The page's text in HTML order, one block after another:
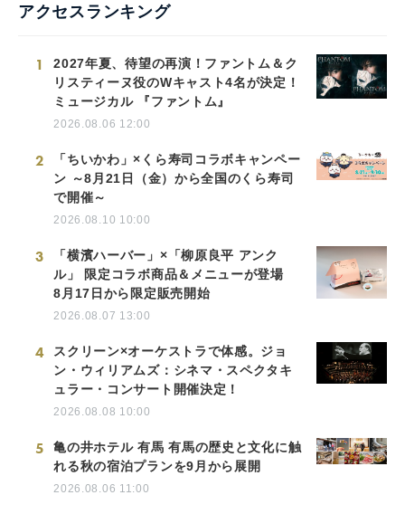
アクセスランキング
1
2027年夏、待望の再演！ファントム＆ク
リスティーヌ役のWキャスト4名が決定！
ミュージカル 『ファントム』
2026.08.06 12:00
2
「ちいかわ」×くら寿司コラボキャンペー
ン ～8月21日（金）から全国のくら寿司
で開催～
2026.08.10 10:00
3
「横濱ハーバー」×「柳原良平 アンク
ル」 限定コラボ商品＆メニューが登場
8月17日から限定販売開始
2026.08.07 13:00
4
スクリーン×オーケストラで体感。ジョ
ン・ウィリアムズ：シネマ・スペクタキ
ュラー・コンサート開催決定！
2026.08.08 10:00
5
亀の井ホテル 有馬 有馬の歴史と文化に触
れる秋の宿泊プランを9月から展開
2026.08.06 11:00